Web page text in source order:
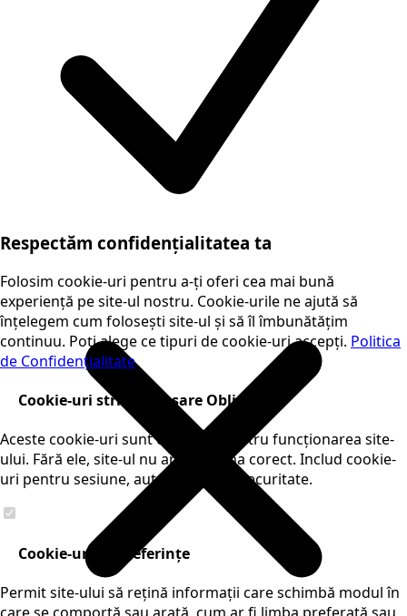
Respectăm confidențialitatea ta
Folosim cookie-uri pentru a-ți oferi cea mai bună
experiență pe site-ul nostru. Cookie-urile ne ajută să
înțelegem cum folosești site-ul și să îl îmbunătățim
continuu. Poți alege ce tipuri de cookie-uri accepți. Politica
de Confidențialitate
Cookie-uri strict necesare Obligatorii
Aceste cookie-uri sunt esențiale pentru funcționarea site-
ului. Fără ele, site-ul nu ar funcționa corect. Includ cookie-
uri pentru sesiune, autentificare și securitate.
Cookie-uri de preferințe
Permit site-ului să rețină informații care schimbă modul în